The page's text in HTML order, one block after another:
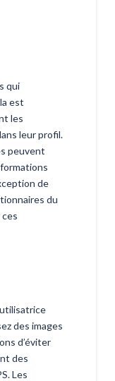
qui
est
les
leur profil.
peuvent
de
du
des images
d’éviter
des
Les